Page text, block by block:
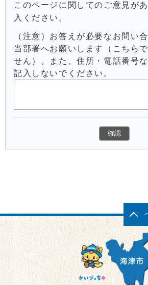
このページに関してのご意見が
入ください。
（注意）お答えが必要なお問い
当部署へお願いします（こちら
せん）。また、住所・電話番号
記入しないでください。